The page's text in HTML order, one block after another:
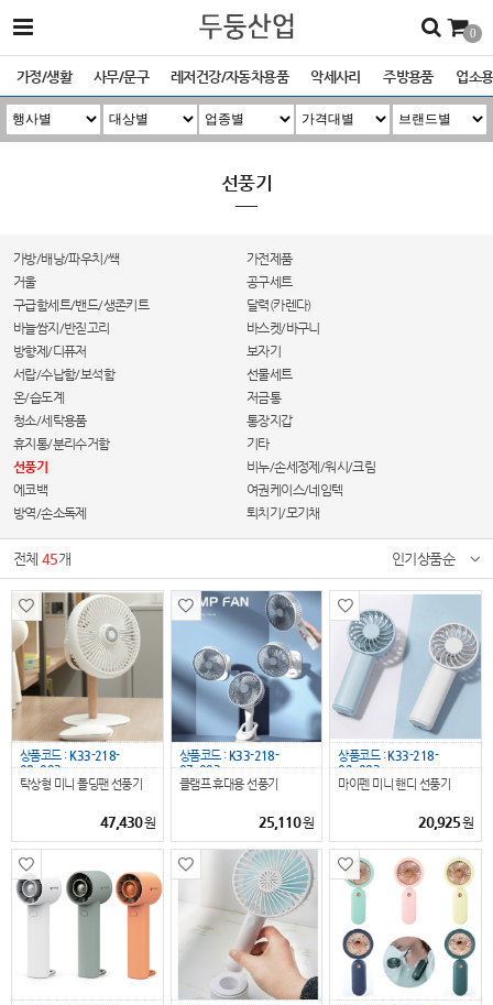
0
가정/생활 사무/문구 레저건강/자동차용품 악세사리 주방용품 업소
선풍기
가방/배낭/파우치/쌕
가전제품
거울
공구세트
구급함세트/밴드/생존키트
달력(카렌다)
바늘쌈지/반짇고리
바스켓/바구니
방향제/디퓨저
보자기
서랍/수납함/보석함
선물세트
온/습도계
저금통
청소/세탁용품
통장지갑
휴지통/분리수거함
기타
선풍기
비누/손세정제/워시/크림
에코백
여권케이스/네임텍
방역/손소독제
퇴치기/모기채
전체45개 인기상품순
상품코드 :K33-218-
08_093
탁상형 미니 폴딩팬 선풍기
47,430원
상품코드 :K33-218-
07_093
클램프 휴대용 선풍기
25,110원
상품코드 :K33-218-
02_093
마이펜 미니 핸디 선풍기
20,925원